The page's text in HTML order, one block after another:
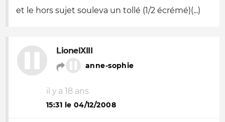
et le hors sujet souleva un tollé (1/2 écrémé)(...)
LionelXIII
anne-sophie
il y a 18 ans
15:31 le 04/12/2008